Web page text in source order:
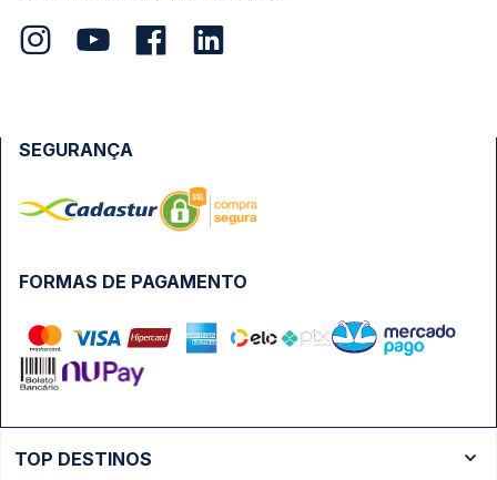
FORMAS DE PAGAMENTO
SEGURANÇA
TOP DESTINOS